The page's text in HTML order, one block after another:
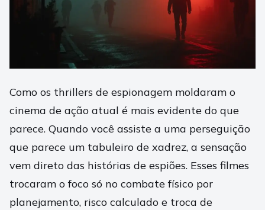
Como os thrillers de espionagem moldaram o
cinema de ação atual é mais evidente do que
parece. Quando você assiste a uma perseguição
que parece um tabuleiro de xadrez, a sensação
vem direto das histórias de espiões. Esses filmes
trocaram o foco só no combate físico por
planejamento, risco calculado e troca de